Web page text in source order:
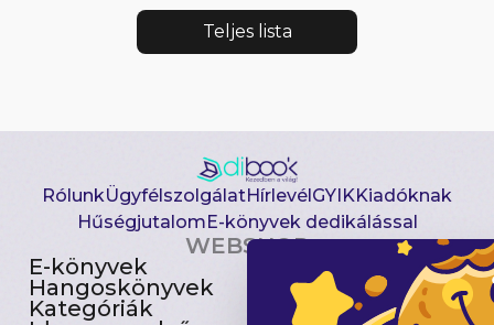
Teljes lista
RólunkÜgyfélszolgálatHírlevélGYIKKiadóknak
HűségjutalomE-könyvek dedikálással
WEBSHOP
E-könyvek
Hangoskönyvek
Kategóriák
Csomagajánlatok
Akciósak
Előjegyezhetők